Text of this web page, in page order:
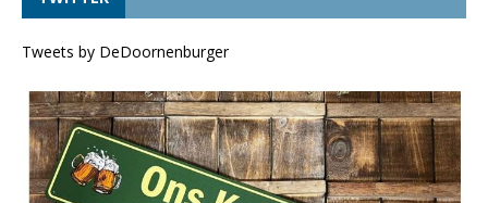
Tweets by DeDoornenburger